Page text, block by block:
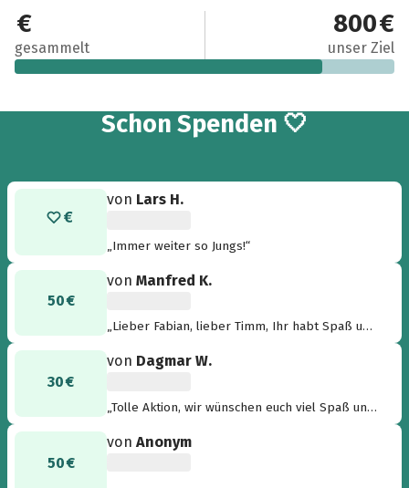
645 €
gesammelt
800 €
unser Ziel
Schon 12
Spenden 🤍
von Lars H.
„Immer weiter so Jungs!“
50 €
vonManfred K.
„Lieber Fabian, lieber Timm, Ihr habt Spaß und
nicht so gut geht. Toll. Ich wünsche Euch eine
wieder!!!!“
30 €
von Dagmar W.
„Tolle Aktion, wir wünschen euch viel Spaß und
50 €
vonAnonym